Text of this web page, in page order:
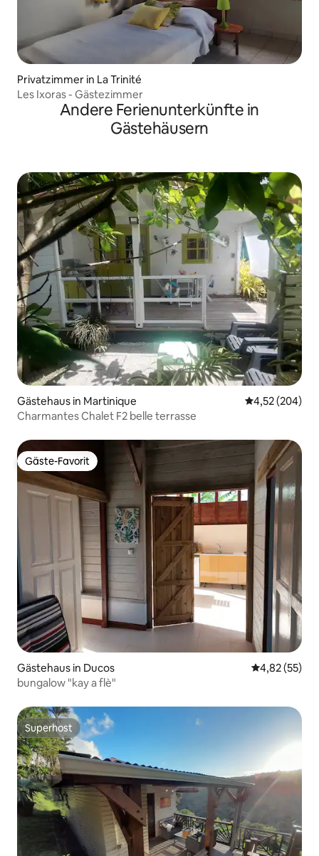
Privatzimmer in La Trinité
Les Ixoras - Gästezimmer
Andere Ferienunterkünfte in
Gästehäusern
Gästehaus in Martinique
4,52 (204)
Charmantes Chalet F2 belle terrasse
Gäste-Favorit
Gäste-Favorit
Gästehaus in Ducos
4,82 (55)
bungalow "kay a flè"
Superhost
Superhost